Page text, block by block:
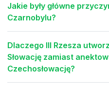
Jakie były główne
Czarnobylu?
Dlaczego III Rzesza
Słowację zamiast
Czechosłowację?